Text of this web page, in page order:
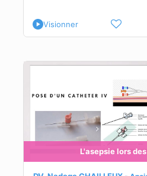
Visionner
L'asepsie lors